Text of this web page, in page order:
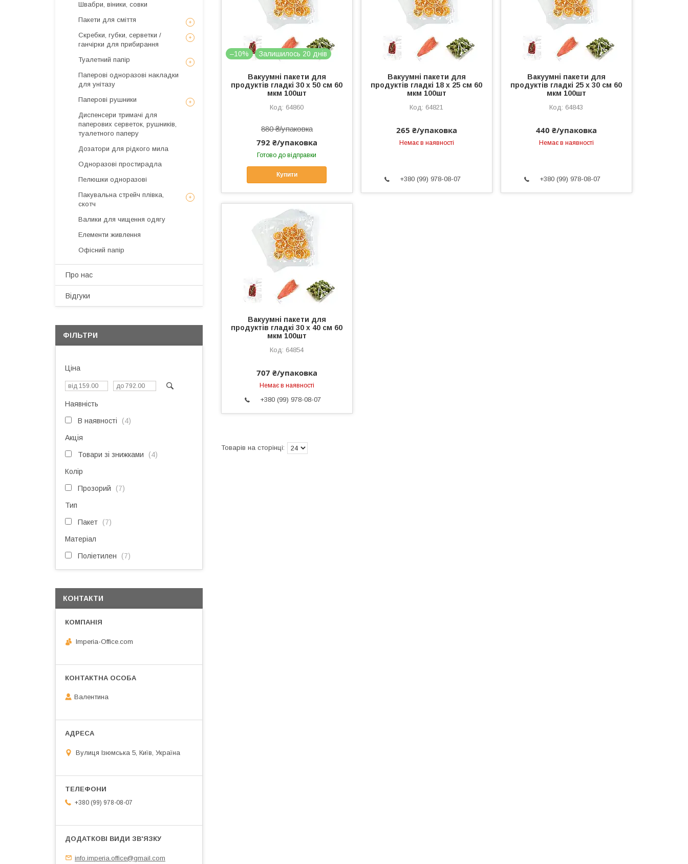
–10% Залишилось 20 днів
Вакуумні пакети для
продуктів гладкі 30 х 50 см 60
мкм 100шт
64860
880 ₴/упаковка
792 ₴/упаковка
Готово до відправки
Купити
Вакуумні пакети для
продуктів гладкі 18 х 25 см 60
мкм 100шт
64821
265 ₴/упаковка
Немає в наявності
+380 (99) 978-08-07
Вакуумні пакети для
продуктів гладкі 25 х 30 см 60
мкм 100шт
64843
440 ₴/упаковка
Немає в наявності
+380 (99) 978-08-07
Вакуумні пакети для
продуктів гладкі 30 х 40 см 60
мкм 100шт
64854
707 ₴/упаковка
Немає в наявності
+380 (99) 978-08-07
Швабри, віники, совки
Пакети для сміття
Скребки, губки, серветки /
ганчірки для прибирання
Туалетний папір
Паперові одноразові накладки
для унітазу
Паперові рушники
Диспенсери тримачі для
паперових серветок, рушників,
туалетного паперу
Дозатори для рідкого мила
Одноразові простирадла
Пелюшки одноразові
Пакувальна стрейч плівка,
скотч
Валики для чищення одягу
Елементи живлення
Офісний папір
Про нас
Відгуки
ФІЛЬТРИ
Ціна
Наявність
В наявності 4
Акція
Товари зі знижками 4
Колір
Прозорий 7
Тип
Пакет 7
Матеріал
Поліетилен 7
КОНТАКТИ
Imperia-Office.com
Валентина
Вулиця Ізюмська 5, Київ, Україна
+380 (99) 978-08-07
info.imperia.office@gmail.com